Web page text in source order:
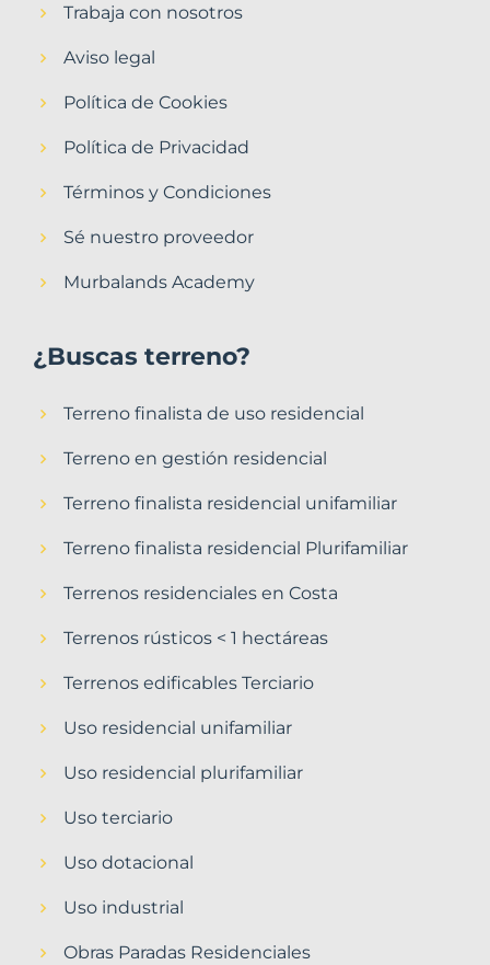
Trabaja con nosotros
Aviso legal
Política de Cookies
Política de Privacidad
Términos y Condiciones
Sé nuestro proveedor
Murbalands Academy
¿Buscas terreno?
Terreno finalista de uso residencial
Terreno en gestión residencial
Terreno finalista residencial unifamiliar
Terreno finalista residencial Plurifamiliar
Terrenos residenciales en Costa
Terrenos rústicos < 1 hectáreas
Terrenos edificables Terciario
Uso residencial unifamiliar
Uso residencial plurifamiliar
Uso terciario
Uso dotacional
Uso industrial
Obras Paradas Residenciales